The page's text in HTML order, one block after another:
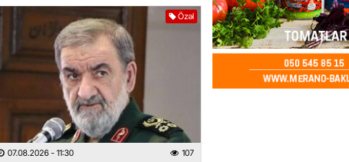
Özəl
07.08.2026 - 11:30 107
ÖZƏL
İki futbolçu İran millisindən
ETDİ:Bu ölkəni seçdilər
07.08.2026- 14:45